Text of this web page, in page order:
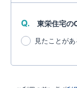
Q. 東栄住宅の
見たことがあ